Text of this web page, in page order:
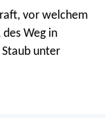
vor welchem
des Weg in
unter